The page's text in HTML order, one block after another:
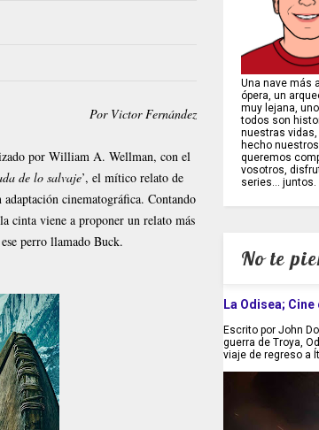
Por Victor Fernández
por William A. Wellman, con el
de lo salvaje’, el mítico relato de
cinematográfica. Contando
cinta viene a proponer un relato más
perro llamado Buck.
Una nave más
ópera, un
muy lejana,
todos son
nuestras
hecho
queremos
vosotros,
series... juntos.
No te
La Odisea;
Escrito por John
guerra de Troya,
viaje de regreso a